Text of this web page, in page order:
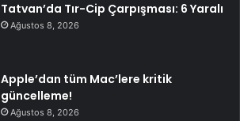
Tatvan’da Tır-Cip Çarpışması: 6 Yaralı
Ağustos 8, 2026
Apple’dan tüm Mac’lere kritik
güncelleme!
Ağustos 8, 2026